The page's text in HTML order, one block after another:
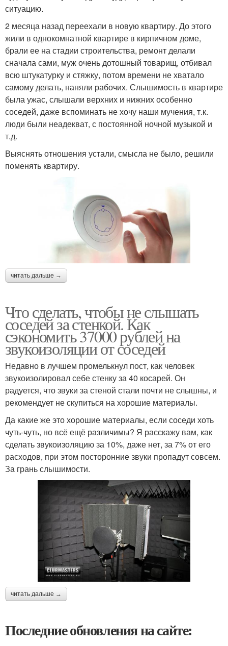
ситуацию.
2 месяца назад переехали в новую квартиру. До этого
жили в однокомнатной квартире в кирпичном доме,
брали ее на стадии строительства, ремонт делали
сначала сами, муж очень дотошный товарищ, отбивал
всю штукатурку и стяжку, потом времени не хватало
самому делать, наняли рабочих. Слышимость в квартире
была ужас, слышали верхних и нижних особенно
соседей, даже вспоминать не хочу наши мучения, т.к.
люди были неадекват, с постоянной ночной музыкой и
т.д.
Выяснять отношения устали, смысла не было, решили
поменять квартиру.
читать дальше →
Что сделать, чтобы не слышать
соседей за стенкой. Как
сэкономить 37000 рублей на
звукоизоляции от соседей
Недавно в лучшем промелькнул пост, как человек
звукоизолировал себе стенку за 40 косарей. Он
радуется, что звуки за стеной стали почти не слышны, и
рекомендует не скупиться на хорошие материалы.
Да какие же это хорошие материалы, если соседи хоть
чуть-чуть, но всё ещё различимы? Я расскажу вам, как
сделать звукоизоляцию за 10%, даже нет, за 7% от его
расходов, при этом посторонние звуки пропадут совсем.
За грань слышимости.
читать дальше →
Последние обновления на сайте: